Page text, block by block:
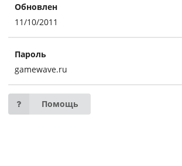
Обновлен
11/10/2011
Пароль
gamewave.ru
Помощь